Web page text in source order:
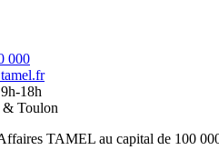
000
18h
& Toulon
TAMEL au capital de 100